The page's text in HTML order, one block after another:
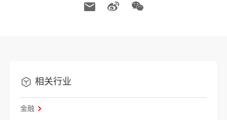
相关行业
金融